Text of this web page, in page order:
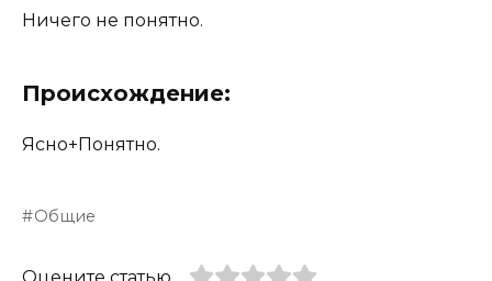
Ничего не понятно.
Происхождение:
Ясно+Понятно.
Общие